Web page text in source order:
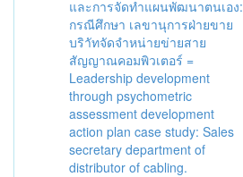
และการจัดทำแผนพัฒนาตนเอง:
กรณีศึกษา เลขานุการฝ่ายขาย
บริาัทจัดจำหน่ายข่ายสาย
สัญญาณคอมพิวเตอร์ =
Leadership development
through psychometric
assessment development
action plan case study: Sales
secretary department of
distributor of cabling.